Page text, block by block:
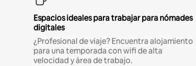
Espacios ideales para trabajar para nómades
digitales
¿Profesional de viaje? Encuentra alojamiento
para una temporada con wifi de alta
velocidad y área de trabajo.